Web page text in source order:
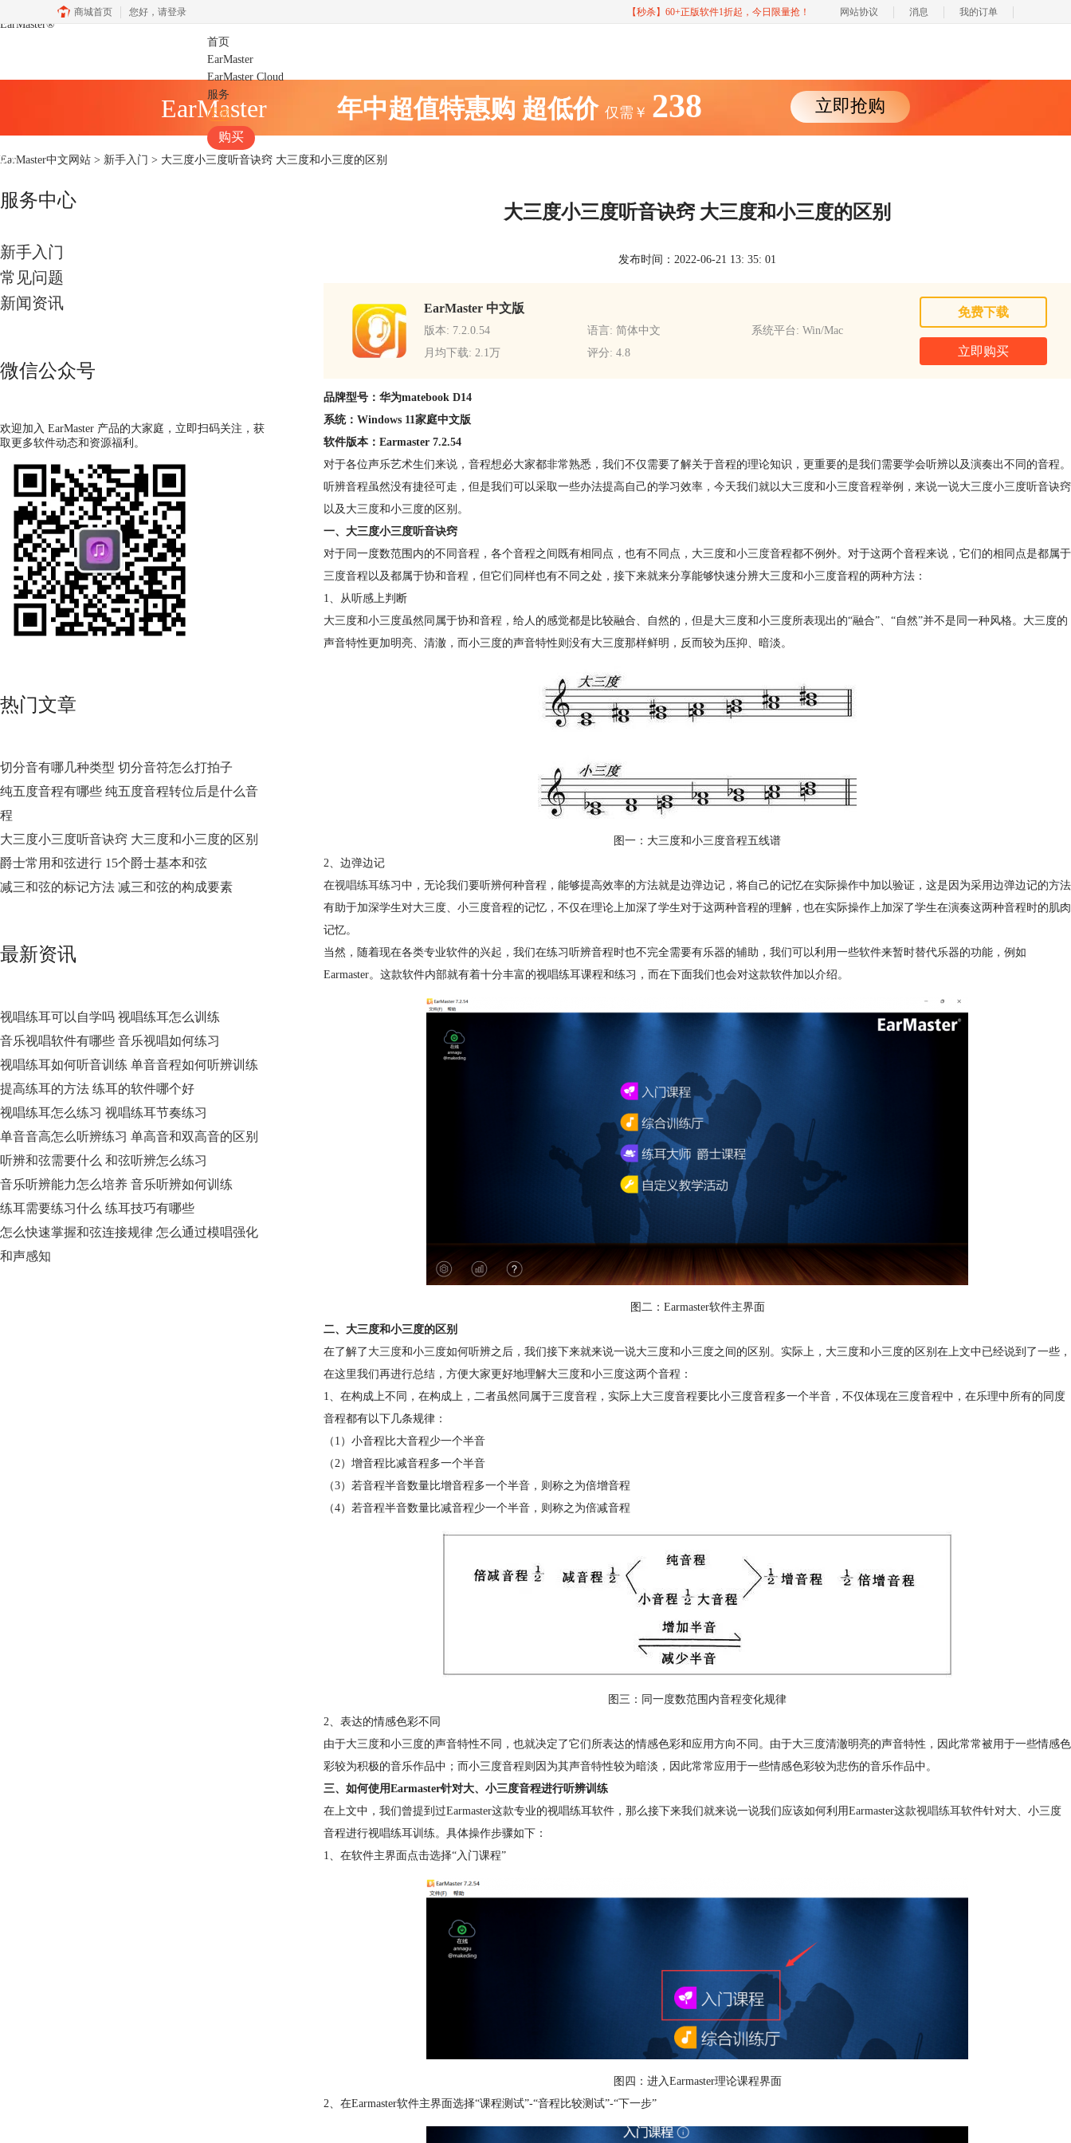
商城首页 您好， 请登录 【秒杀】60+正版软件1折起，今日限量抢！ 网站协议 消息 我的订单
EarMaster®
首页
EarMaster
EarMaster Cloud
服务
下载
购买
EarMaster 年中超值特惠购 超低价 仅需￥ 238 立即抢购
EarMaster中文网站 > 新手入门 > 大三度小三度听音诀窍 大三度和小三度的区别
服务中心
新手入门
常见问题
新闻资讯
微信公众号
欢迎加入 EarMaster 产品的大家庭，立即扫码关注，获
取更多软件动态和资源福利。
热门文章
切分音有哪几种类型 切分音符怎么打拍子
纯五度音程有哪些 纯五度音程转位后是什么音
程
大三度小三度听音诀窍 大三度和小三度的区别
爵士常用和弦进行 15个爵士基本和弦
减三和弦的标记方法 减三和弦的构成要素
最新资讯
视唱练耳可以自学吗 视唱练耳怎么训练
音乐视唱软件有哪些 音乐视唱如何练习
视唱练耳如何听音训练 单音音程如何听辨训练
提高练耳的方法 练耳的软件哪个好
视唱练耳怎么练习 视唱练耳节奏练习
单音音高怎么听辨练习 单高音和双高音的区别
听辨和弦需要什么 和弦听辨怎么练习
音乐听辨能力怎么培养 音乐听辨如何训练
练耳需要练习什么 练耳技巧有哪些
怎么快速掌握和弦连接规律 怎么通过模唱强化
和声感知
大三度小三度听音诀窍 大三度和小三度的区别
发布时间：2022-06-21 13: 35: 01
EarMaster 中文版
版本: 7.2.0.54 语言: 简体中文
系统平台: Win/Mac
月均下载: 2.1万
评分: 4.8
免费下载
立即购买
品牌型号：华为matebook D14
系统：Windows 11家庭中文版
软件版本：Earmaster 7.2.54
对于各位声乐艺术生们来说，音程想必大家都非常熟悉，我们不仅需要了解关于音程的理论知识，更重要的是我们需要学会听辨以及演奏出不同的音程。
听辨音程虽然没有捷径可走，但是我们可以采取一些办法提高自己的学习效率，今天我们就以大三度和小三度音程举例，来说一说大三度小三度听音诀窍
以及大三度和小三度的区别。
一、大三度小三度听音诀窍
对于同一度数范围内的不同音程，各个音程之间既有相同点，也有不同点，大三度和小三度音程都不例外。对于这两个音程来说，它们的相同点是都属于
三度音程以及都属于协和音程，但它们同样也有不同之处，接下来就来分享能够快速分辨大三度和小三度音程的两种方法：
1、从听感上判断
大三度和小三度虽然同属于协和音程，给人的感觉都是比较融合、自然的，但是大三度和小三度所表现出的“融合”、“自然”并不是同一种风格。大三度的
声音特性更加明亮、清澈，而小三度的声音特性则没有大三度那样鲜明，反而较为压抑、暗淡。
图一：大三度和小三度音程五线谱
2、边弹边记
在视唱练耳练习中，无论我们要听辨何种音程，能够提高效率的方法就是边弹边记，将自己的记忆在实际操作中加以验证，这是因为采用边弹边记的方法
有助于加深学生对大三度、小三度音程的记忆，不仅在理论上加深了学生对于这两种音程的理解，也在实际操作上加深了学生在演奏这两种音程时的肌肉
记忆。
当然，随着现在各类专业软件的兴起，我们在练习听辨音程时也不完全需要有乐器的辅助，我们可以利用一些软件来暂时替代乐器的功能，例如
Earmaster。这款软件内部就有着十分丰富的视唱练耳课程和练习，而在下面我们也会对这款软件加以介绍。
图二：Earmaster软件主界面
二、大三度和小三度的区别
在了解了 大三度和小三度如何听辨之后，我们接下来就来说一说大三度和小三度之间的区别。实际上，大三度和小三度的区别在上文中已经说到了一些，
在这里我们再进行总结，方便大家更好地理解大三度和小三度这两个音程：
1、在构成上不同，在构成上，二者虽然同属于三度音程，实际上大三度音程要比小三度音程多一个半音，不仅体现在三度音程中，在乐理中所有的同度
音程都有以下几条规律：
（1）小音程比大音程少一个半音
（2）增音程比减音程多一个半音
（3）若音程半音数量比增音程多一个半音，则称之为倍增音程
（4）若音程半音数量比减音程少一个半音，则称之为倍减音程
图三：同一度数范围内音程变化规律
2、表达的情感色彩不同
由于大三度和小三度的声音特性不同，也就决定了它们所表达的情感色彩和应用方向不同。由于大三度清澈明亮的声音特性，因此常常被用于一些情感色
彩较为积极的音乐作品中；而小三度音程则因为其声音特性较为暗淡，因此常常应用于一些情感色彩较为悲伤的音乐作品中。
三、如何使用Earmaster针对大、小三度音程进行听辨训练
在上文中，我们曾提到过Earmaster这款专业的视唱练耳软件，那么接下来我们就来说一说我们应该如何利用Earmaster这款视唱练耳软件针对大、小三度
音程进行视唱练耳训练。具体操作步骤如下：
1、在软件主界面点击选择“入门课程”
图四：进入Earmaster理论课程界面
2、在Earmaster软件主界面选择“课程测试”-“音程比较测试”-“下一步”